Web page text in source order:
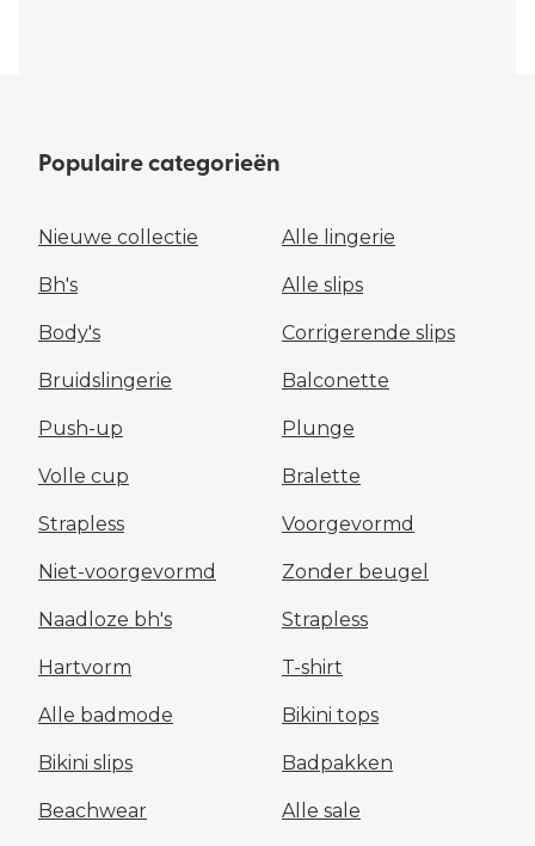
Populaire categorieën
Nieuwe collectie Alle lingerie
Bh's Alle slips
Body's Corrigerende slips
Bruidslingerie Balconette
Push-up Plunge
Volle cup Bralette
Strapless Voorgevormd
Niet-voorgevormd Zonder beugel
Naadloze bh's Strapless
Hartvorm T-shirt
Alle badmode Bikini tops
Bikini slips Badpakken
Beachwear Alle sale